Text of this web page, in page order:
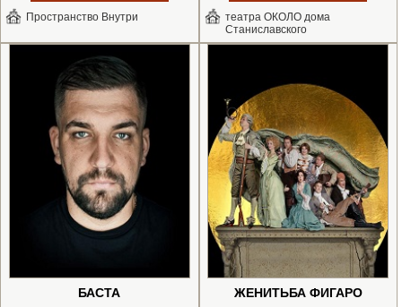
Пространство Внутри
театра ОКОЛО дома
Станиславского
БАСТА ЖЕНИТЬБА ФИГАРО